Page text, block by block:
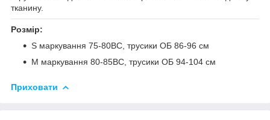
тканину.
Розмір:
S маркування 75-80ВС, трусики ОБ 86-96 см
M маркування 80-85ВС, трусики ОБ 94-104 см
Приховати